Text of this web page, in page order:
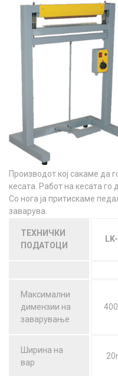
Производот кој сакаме да
кесата. Работ на кесата го
Со нога ја притискаме
заварува.
ТЕХНИЧКИ
ПОДАТОЦИ
Максимални
димензии на
заварување
Ширина на
вар